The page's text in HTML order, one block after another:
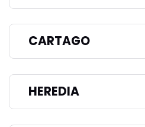
CARTAGO
HEREDIA